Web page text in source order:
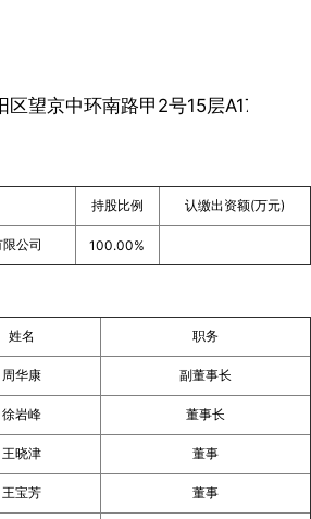
区望京中环南路甲2号15层A1701
持股比例 认缴出资额(万元)
公司 100.00%
姓名 职务
周华康 副董事长
徐岩峰 董事长
王晓津 董事
王宝芳 董事